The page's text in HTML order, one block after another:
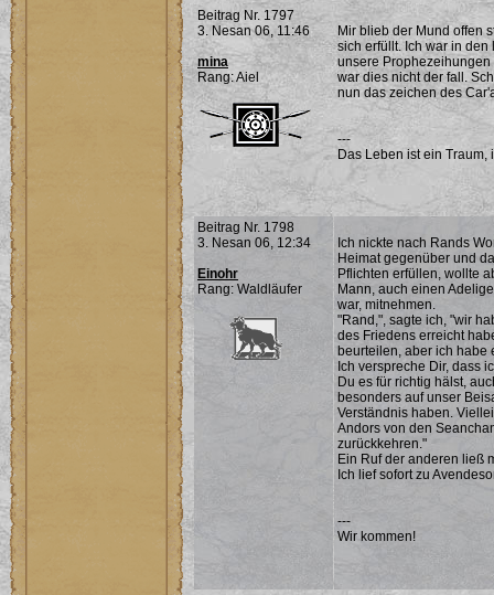
Beitrag Nr. 1797
3. Nesan 06, 11:46
mina
Rang: Aiel
Mir blieb der Mund offen
sich erfüllt. Ich war in
unsere
war dies nicht der fall.
nun das zeichen des
---
Das Leben ist ein
Beitrag Nr. 1798
3. Nesan 06, 12:34
Einohr
Rang: Waldläufer
Ich nickte nach Rands
Heimat gegenüber und
Pflichten erfüllen, wollte
Mann, auch einen
war, mitnehmen.
"Rand,", sagte ich, "wir
des Friedens erreicht
beurteilen, aber ich habe
Ich verspreche Dir, dass
Du es für richtig hälst,
besonders auf unser
Verständnis haben.
Andors von den
zurückkehren."
Ein Ruf der anderen ließ
Ich lief sofort zu
---
Wir kommen!